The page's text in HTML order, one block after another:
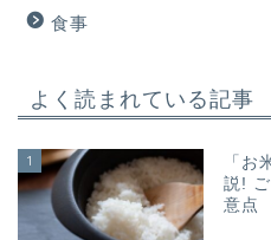
食事
よく読まれている記事
1
「お
説!
意点